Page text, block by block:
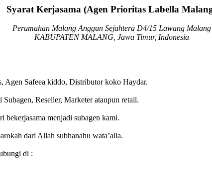
Syarat Kerjasama (Agen Prioritas Labella
Perumahan Malang Anggun Sejahtera D4/15 Lawang Malang
KABUPATEN MALANG, Jawa Timur, Indonesia
Agen Safeea kiddo, Distributor koko Haydar.
Reseller, Marketer ataupun retail.
bekerjasama menjadi subagen kami.
dari Allah subhanahu wata’alla.
di :